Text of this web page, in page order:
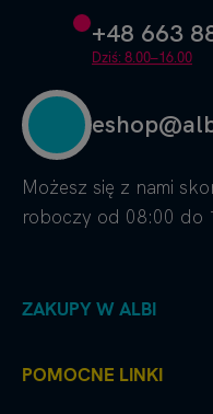
+48 663
Dziś: 8.00–16.00
Możesz się z nami
roboczy od 08:00 do
ZAKUPY W ALBI
Sposoby dostawy
POMOCNE LINKI